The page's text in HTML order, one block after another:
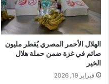
الهلال الأحمر المصري يُفطر مليون
صائم في غزة ضمن حملة هلال
الخير
فبراير 19, 2026